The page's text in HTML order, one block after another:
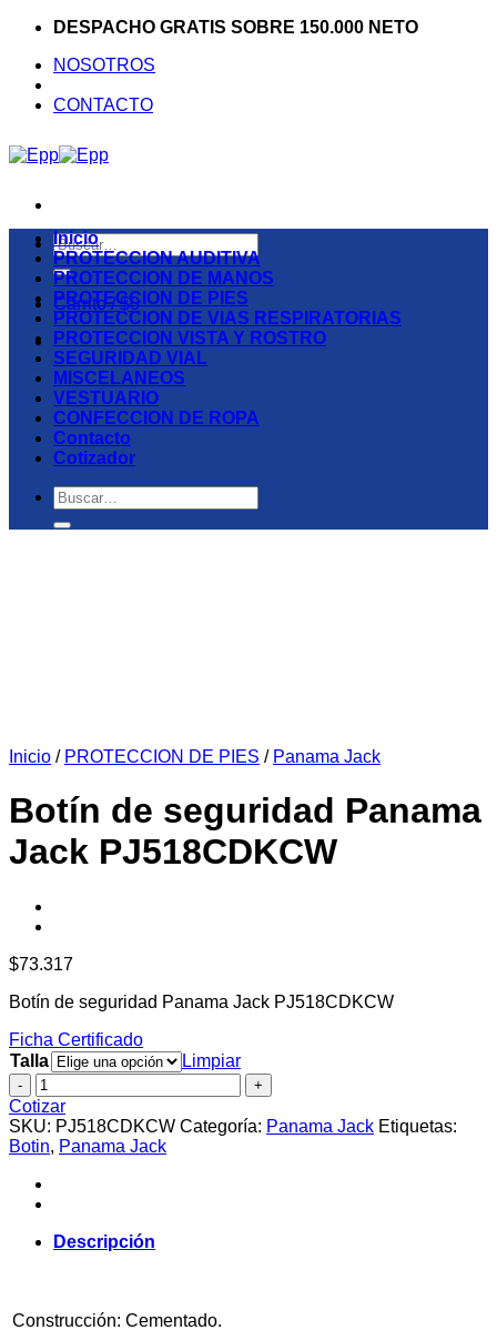
Saltar
contenido
DESPACHO GRATIS SOBRE 150.000 NETO
NOSOTROS
CONTACTO
Buscar
por:
Carrito /$0
Inicio
PROTECCION AUDITIVA
PROTECCION DE MANOS
PROTECCION DE PIES
PROTECCION DE VIAS RESPIRATORIAS
PROTECCION VISTA Y ROSTRO
SEGURIDAD VIAL
MISCELANEOS
VESTUARIO
CONFECCION DE ROPA
Contacto
Cotizador
Buscar
por:
Inicio / PROTECCION DE PIES / Panama Jack
Botín de seguridad Panama
Jack PJ518CDKCW
$73.317
Botín de seguridad Panama Jack PJ518CDKCW
Ficha Certificado
Talla
Limpiar
Botín
de
seguridad
Panama
PJ518CDKCW
cantidad
Cotizar
SKU: PJ518CDKCW Categoría: Panama Jack Etiquetas:
Botin, Panama Jack
Descripción
Construcción: Cementado.